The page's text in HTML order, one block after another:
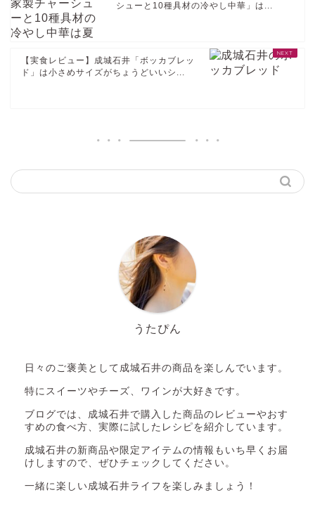
シューと10種具材の冷やし中華」は...
【実食レビュー】成城石井「ボッカブレッ
ド」は小さめサイズがちょうどいいシ...
うたぴん
日々のご褒美として成城石井の商品を楽しんでいます。
特にスイーツやチーズ、ワインが大好きです。
ブログでは、成城石井で購入した商品のレビューやおす
すめの食べ方、実際に試したレシピを紹介しています。
成城石井の新商品や限定アイテムの情報もいち早くお届
けしますので、ぜひチェックしてください。
一緒に楽しい成城石井ライフを楽しみましょう！